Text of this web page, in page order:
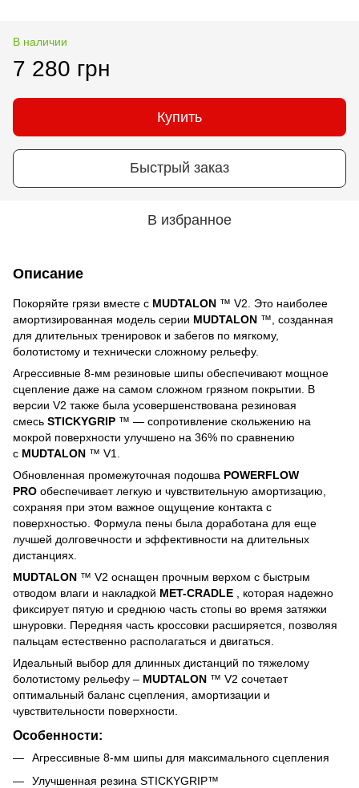
В наличии
7 280 грн
Купить
Быстрый заказ
В избранное
Описание
Покоряйте грязи вместе с MUDTALON ™ V2. Это наиболее
амортизированная модель серии MUDTALON ™, созданная
для длительных тренировок и забегов по мягкому,
болотистому и технически сложному рельефу.
Агрессивные 8-мм резиновые шипы обеспечивают мощное
сцепление даже на самом сложном грязном покрытии. В
версии V2 также была усовершенствована резиновая
смесь STICKYGRIP ™ — сопротивление скольжению на
мокрой поверхности улучшено на 36% по сравнению
с MUDTALON ™ V1.
Обновленная промежуточная подошва POWERFLOW
PRO обеспечивает легкую и чувствительную амортизацию,
сохраняя при этом важное ощущение контакта с
поверхностью. Формула пены была доработана для еще
лучшей долговечности и эффективности на длительных
дистанциях.
MUDTALON ™ V2 оснащен прочным верхом с быстрым
отводом влаги и накладкой MET-CRADLE , которая надежно
фиксирует пятую и среднюю часть стопы во время затяжки
шнуровки. Передняя часть кроссовки расширяется, позволяя
пальцам естественно располагаться и двигаться.
Идеальный выбор для длинных дистанций по тяжелому
болотистому рельефу – MUDTALON ™ V2 сочетает
оптимальный баланс сцепления, амортизации и
чувствительности поверхности.
Особенности:
Агрессивные 8-мм шипы для максимального сцепления
Улучшенная резина STICKYGRIP™